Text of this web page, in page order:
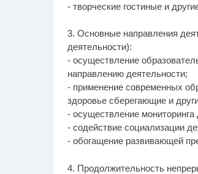
- творческие гостиные и
3. Основные направления
деятельности):
- осуществление
направлению деятельности;
- применение современных
здоровье сберегающие и
- осуществление мониторинга
- содействие социализации
- обогащение развивающей
4. Продолжительность